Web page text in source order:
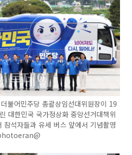
불어민주당 총괄상임선대위원장이 19
대한민국 국가정상화 중앙선거대책위
참석자들과 유세 버스 앞에서 기념촬영